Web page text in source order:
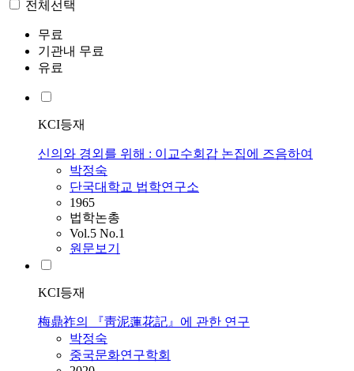
전체선택
무료
기관내 무료
유료
KCI등재
신의와 경외를 위해 : 이교수회갑 논집에 즈음하여
박정숙
단국대학교 법학연구소
1965
법학논총
Vol.5 No.1
원문보기
KCI등재
梅鼎祚의 『靑泥蓮花記』에 관한 연구
박정숙
중국문화연구학회